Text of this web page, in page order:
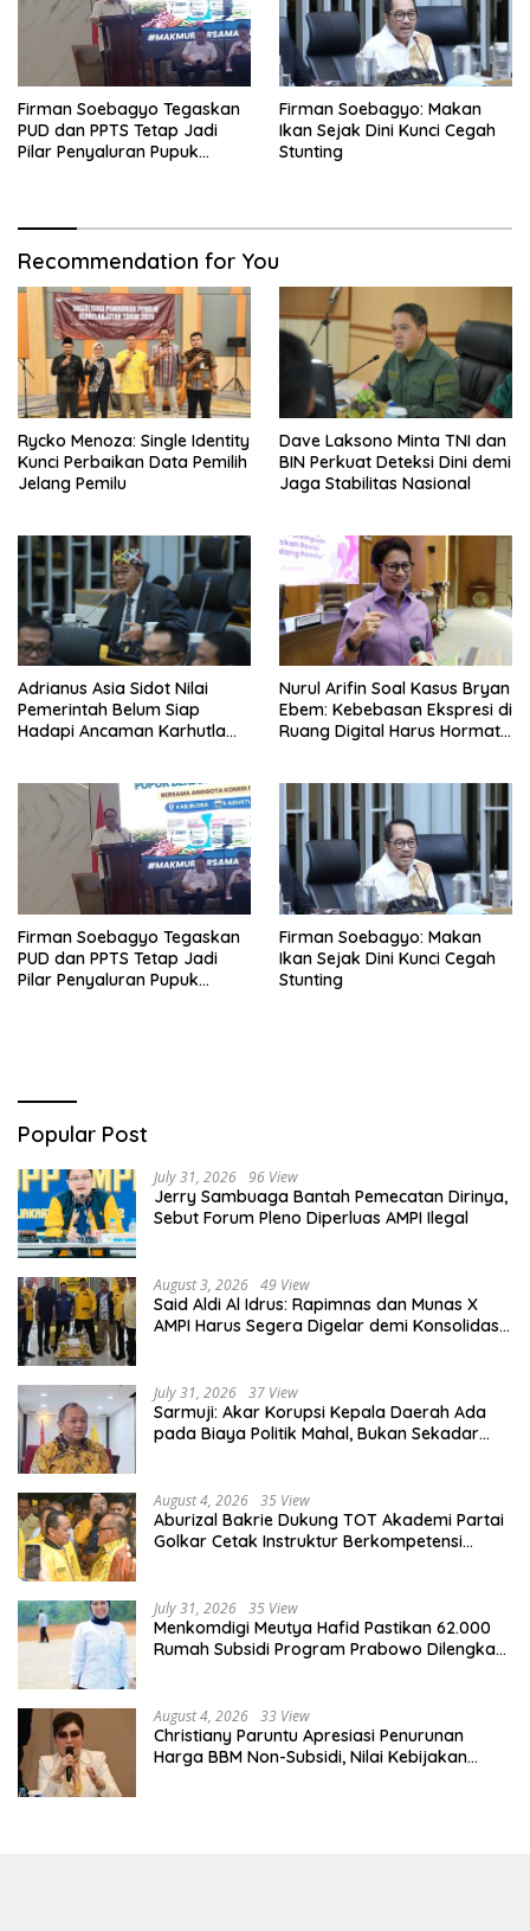
Firman Soebagyo Tegaskan
PUD dan PPTS Tetap Jadi
Pilar Penyaluran Pupuk
Firman Soebagyo: Makan
Ikan Sejak Dini Kunci Cegah
Stunting
Recommendation for You
Rycko Menoza: Single Identity
Kunci Perbaikan Data Pemilih
Jelang Pemilu
Dave Laksono Minta TNI dan
BIN Perkuat Deteksi Dini demi
Jaga Stabilitas Nasional
Adrianus Asia Sidot Nilai
Pemerintah Belum Siap
Hadapi Ancaman Karhutla
Nurul Arifin Soal Kasus Bryan
Ebem: Kebebasan Ekspresi di
Ruang Digital Harus Hormati
Firman Soebagyo Tegaskan
PUD dan PPTS Tetap Jadi
Pilar Penyaluran Pupuk
Firman Soebagyo: Makan
Ikan Sejak Dini Kunci Cegah
Stunting
Popular Post
July 31, 2026 96 View
Jerry Sambuaga Bantah Pemecatan Dirinya,
Sebut Forum Pleno Diperluas AMPI Ilegal
August 3, 2026 49 View
Said Aldi Al Idrus: Rapimnas dan Munas X
AMPI Harus Segera Digelar demi Konsolidasi
July 31, 2026 37 View
Sarmuji: Akar Korupsi Kepala Daerah Ada
pada Biaya Politik Mahal, Bukan Sekadar
August 4, 2026 35 View
Aburizal Bakrie Dukung TOT Akademi Partai
Golkar Cetak Instruktur Berkompetensi
July 31, 2026 35 View
Menkomdigi Meutya Hafid Pastikan 62.000
Rumah Subsidi Program Prabowo Dilengkapi
August 4, 2026 33 View
Christiany Paruntu Apresiasi Penurunan
Harga BBM Non-Subsidi, Nilai Kebijakan